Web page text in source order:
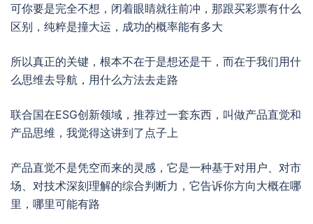
可你要是完全不想，闭着眼睛就往前冲，那跟买彩票有什么
区别，纯粹是撞大运，成功的概率能有多大
所以真正的关键，根本不在于是想还是干，而在于我们用什
么思维去导航，用什么方法去走路
联合国在ESG创新领域，推荐过一套东西，叫做产品直觉和
产品思维，我觉得这讲到了点子上
产品直觉不是凭空而来的灵感，它是一种基于对用户、对市
场、对技术深刻理解的综合判断力，它告诉你方向大概在哪
里，哪里可能有路